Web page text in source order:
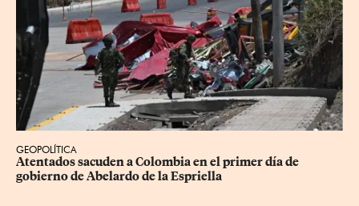
GEOPOLÍTICA
Atentados sacuden a Colombia en el primer día de
gobierno de Abelardo de la Espriella